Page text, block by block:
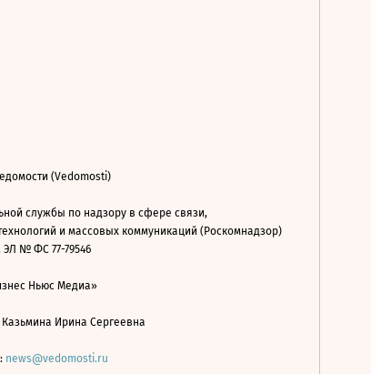
(Vedomosti)
службы по надзору в сфере связи,
и массовых коммуникаций (Роскомнадзор)
ЭЛ № ФС 77-79546
Ньюс Медиа»
Ирина Сергеевна
news@vedomosti.ru